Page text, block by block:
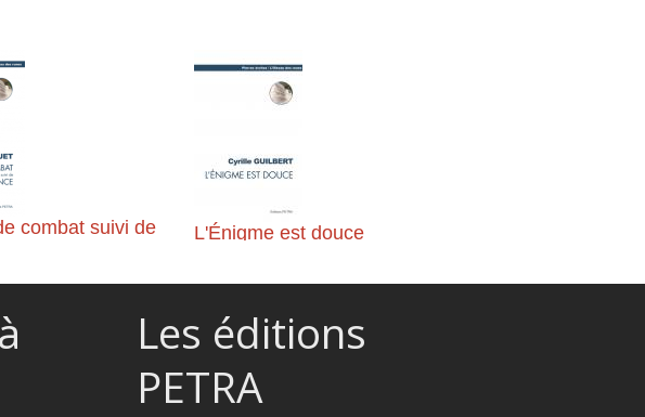
combat suivi de
L'Énigme est douce
Les éditions
PETRA